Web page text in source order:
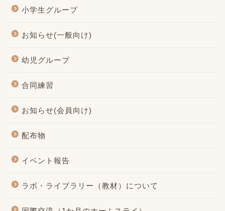
小学生グループ
お知らせ(一般向け)
幼児グループ
合同練習
お知らせ(会員向け)
配布物
イベント報告
ラボ・ライブラリー（教材）について